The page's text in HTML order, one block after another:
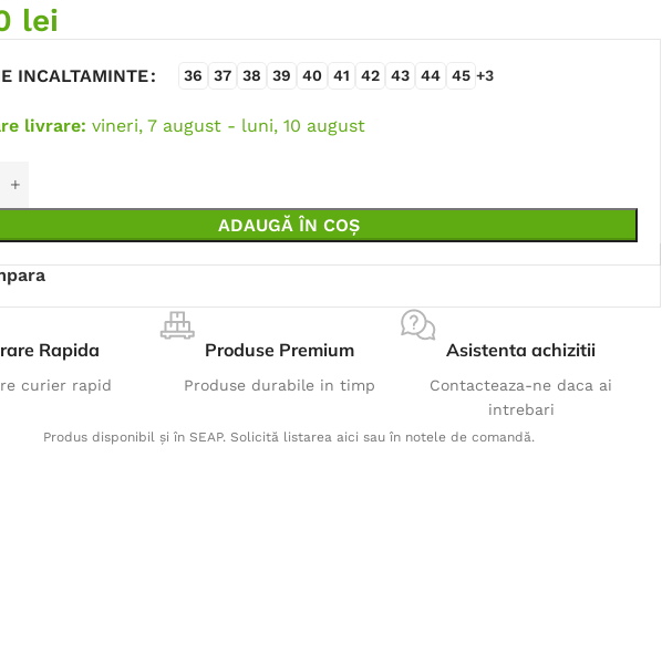
lei
INCALTAMINTE 36 37 38 39 40 41 42 43 44 45 +3
livrare: vineri, 7 august - luni, 10 august
ADAUGĂ ÎN COȘ
Rapida
curier rapid
Produse Premium
Produse durabile in timp
Asistenta achizitii
Contacteaza-ne daca ai
intrebari
Produs disponibil și în SEAP. Solicită listarea aici sau în notele de comandă.